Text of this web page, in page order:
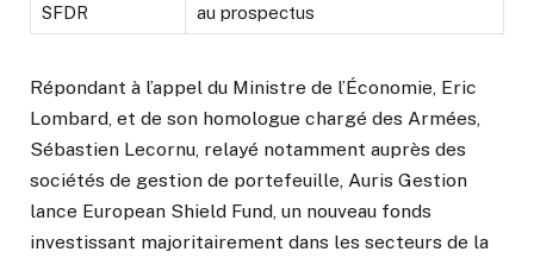
SFDR
au prospectus
Répondant à l’appel du Ministre de l’Économie, Eric
Lombard, et de son homologue chargé des Armées,
Sébastien Lecornu, relayé notamment auprès des
sociétés de gestion de portefeuille, Auris Gestion
lance European Shield Fund, un nouveau fonds
investissant majoritairement dans les secteurs de la